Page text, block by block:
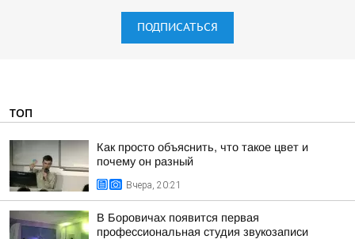
ПОДПИСАТЬСЯ
ТОП
Как просто объяснить, что такое цвет и
почему он разный
Вчера, 20:21
В Боровичах появится первая
профессиональная студия звукозаписи